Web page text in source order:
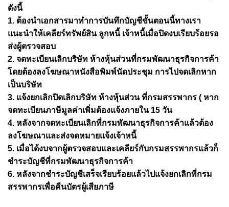
ดังนี้
1. ต้องนำเอกสารมาทำการบันทึกบัญชีขั้นตอนนี้ทางเรา
แนะนำให้เคลียร์ทรัพย์สิน ลูกหนี้ เจ้าหนี้เมื่อปิดงบเรียบร้อยรอ
ส่งผู้ตรวจสอบ
2. จดทะเบียนเลิกบริษัท ห้างหุ้นส่วนที่กรมพัฒนาธุรกิจการค้า
โดยต้องลงโฆษณาหนังสือพิมพ์นัดประชุม การไปจดเลิกหาก
เป็นบริษัท
3. แจ้งยกเลิกปิดเลิกบริษัท ห้างหุ้นส่วน ที่กรมสรรพากร ( หาก
จดทะเบียนภาษีมูลค่าเพิ่มต้องแจ้งภายใน 15 วัน
4. หลังจากจดทะเบียนเลิกที่กรมพัฒนาธุรกิจการค้าแล้วต้อง
ลงโฆษณาและส่งจดหมายแจ้งเจ้าหนี้
5. เมื่อได้งบจากผู้ตรวจสอบและเคลียร์กับกรมสรรพากรแล้วก็
ชำระบัญชีที่กรมพัฒนาธุรกิจการค้า
6. หลังจากชำระบัญชีเสร็จเรียบร้อยแล้วไปแจ้งยกเลิกที่กรม
สรรพากรเพื่อคืนบัตรผู้เสียภาษี